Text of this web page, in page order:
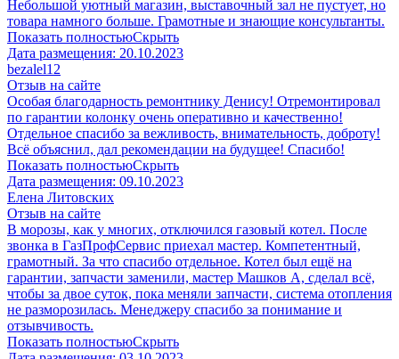
Небольшой уютный магазин, выставочный зал не пустует, но
товара намного больше. Грамотные и знающие консультанты.
Показать полностьюСкрыть
Дата размещения: 20.10.2023
​bezalel12
Отзыв на сайте
Особая благодарность ремонтнику Денису! Отремонтировал
по гарантии колонку очень оперативно и качественно!
Отдельное спасибо за вежливость, внимательность, доброту!
Всё объяснил, дал рекомендации на будущее! Спасибо!
Показать полностьюСкрыть
Дата размещения: 09.10.2023
​Елена Литовских
Отзыв на сайте
В морозы, как у многих, отключился газовый котел. После
звонка в ГазПрофСервис приехал мастер. Компетентный,
грамотный. За что спасибо отдельное. Котел был ещё на
гарантии, запчасти заменили, мастер Машков А, сделал всё,
чтобы за двое суток, пока меняли запчасти, система отопления
не разморозилась. Менеджеру спасибо за понимание и
отзывчивость.
Показать полностьюСкрыть